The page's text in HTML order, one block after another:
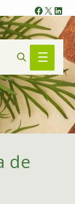
X
Main
Menu
Search
de